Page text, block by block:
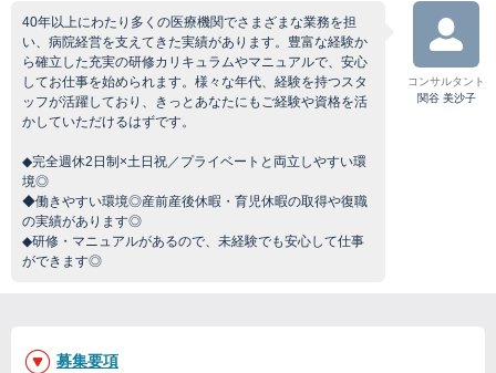
40年以上にわたり多くの医療機関でさまざまな業務を担
い、病院経営を支えてきた実績があります。豊富な経験か
ら確立した充実の研修カリキュラムやマニュアルで、安心
してお仕事を始められます。様々な年代、経験を持つスタ
ッフが活躍しており、きっとあなたにもご経験や資格を活
かしていただけるはずです。
◆完全週休2日制×土日祝／プライベートと両立しやすい環
境◎
◆働きやすい環境◎産前産後休暇・育児休暇の取得や復職
の実績があります◎
◆研修・マニュアルがあるので、未経験でも安心して仕事
ができます◎
コンサルタント
関谷 美沙子
募集要項